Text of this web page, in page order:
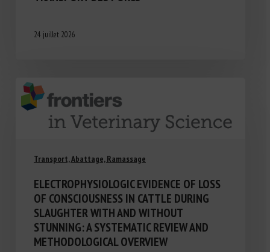
24 juillet 2026
Transport, Abattage, Ramassage
ELECTROPHYSIOLOGIC EVIDENCE OF LOSS
OF CONSCIOUSNESS IN CATTLE DURING
SLAUGHTER WITH AND WITHOUT
STUNNING: A SYSTEMATIC REVIEW AND
METHODOLOGICAL OVERVIEW